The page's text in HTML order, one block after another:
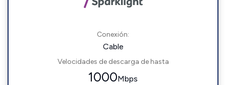
Conexión:
Cable
Velocidades de descarga de hasta
1000Mbps